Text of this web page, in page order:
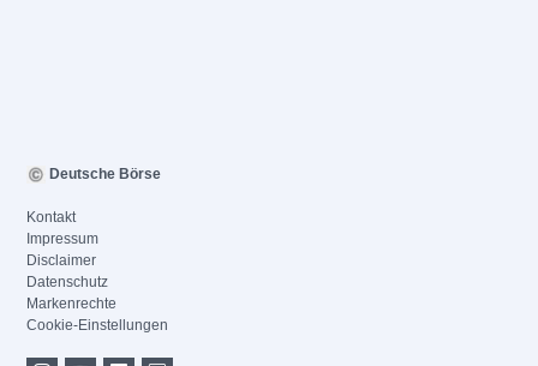
Deutsche Börse
Kontakt
Impressum
Disclaimer
Datenschutz
Markenrechte
Cookie-Einstellungen